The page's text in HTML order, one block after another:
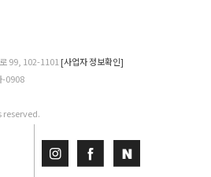
99, 102-1101[사업자 정보확인]
-0908
reserved.